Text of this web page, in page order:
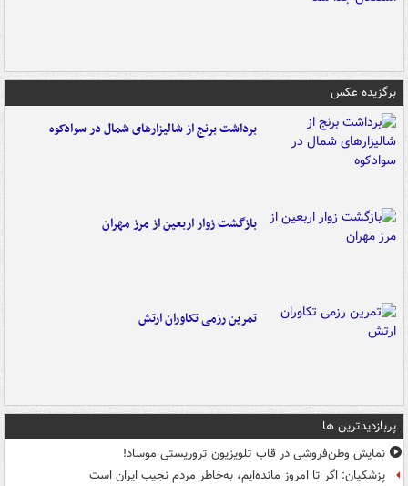
برگزیده عکس
برداشت برنج از شالیزارهای شمال در سوادکوه
بازگشت زوار اربعین از مرز مهران
تمرین رزمی تکاوران ارتش
پربازدیدترین ها
نمایش وطن‌فروشی در قاب تلویزیون تروریستی موساد!
پزشکیان: اگر تا امروز مانده‌ایم، به‌خاطر مردم نجیب ایران است